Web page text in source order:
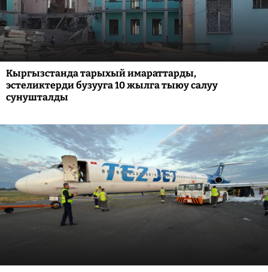
Кыргызстанда тарыхый имараттарды,
эстеликтерди бузууга 10 жылга тыюу салуу
сунушталды